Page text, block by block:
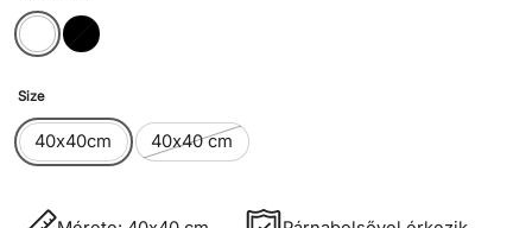
Size
40x40cm 40x40 cm